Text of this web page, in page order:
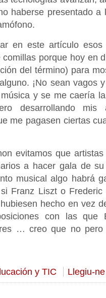
haberse presentado a
en este artículo
porque hoy en
del término) para
¡No sean vagos
y se me caería
desarrollando mis
me pagasen ciertas
evitamos que
a hacer gala de
musical algo habrá
Franz Liszt o Frederic
hecho en vez
con las
… creo que no
y TIC Llegiu-